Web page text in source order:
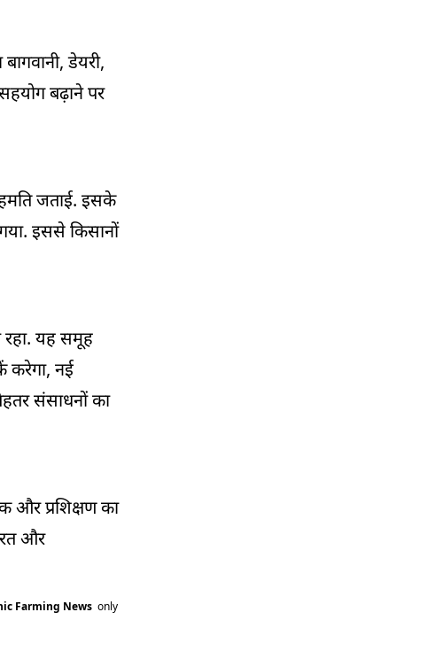
डेयरी,
बढ़ाने पर
जताई. इसके
इससे किसानों
यह समूह
करेगा, नई
संसाधनों का
और प्रशिक्षण का
और
Farming News only